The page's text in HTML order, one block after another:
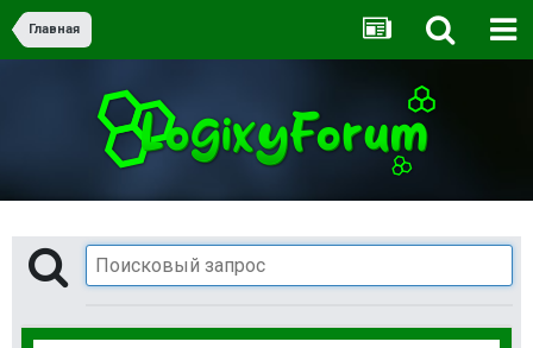
Главная